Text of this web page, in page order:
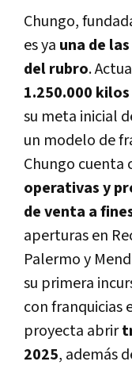
Chungo,
es ya una de
del rubro.
1.250.000
su meta inicial
un modelo de
Chungo cuenta
operativas y
de venta a
aperturas en
Palermo y
su primera
con franquicias
proyecta abrir
2025, además